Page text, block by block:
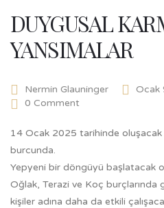
DUYGUSAL
YANSIMALAR
Nermin Glauninger Ocak
0 Comment
14 Ocak 2025 tarihinde oluşacak
burcunda.
Yepyeni bir döngüyü başlatacak
Oğlak, Terazi ve Koç burçlarında
kişiler adına daha da etkili